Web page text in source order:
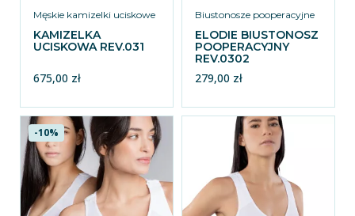
Męskie kamizelki uciskowe
KAMIZELKA
UCISKOWA REV.031
675,00 zł
Biustonosze pooperacyjne
ELODIE BIUSTONOSZ
POOPERACYJNY
REV.0302
279,00 zł
-10%